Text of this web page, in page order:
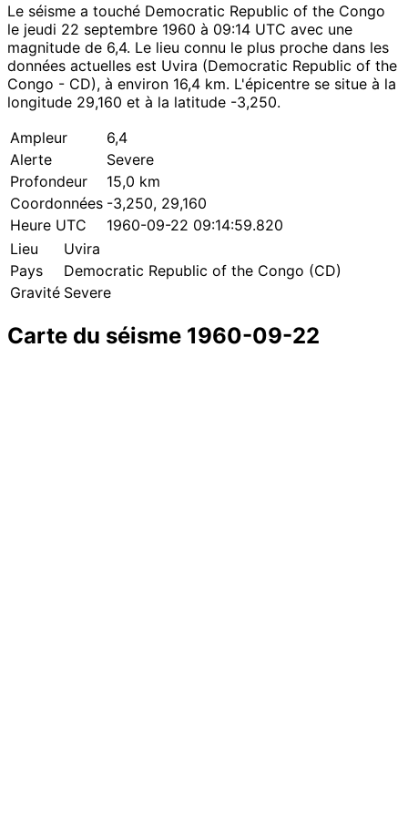
Le séisme a touché Democratic Republic of the Congo
le jeudi 22 septembre 1960 à 09:14 UTC avec une
magnitude de 6,4. Le lieu connu le plus proche dans les
données actuelles est Uvira (Democratic Republic of the
Congo - CD), à environ 16,4 km. L'épicentre se situe à la
longitude 29,160 et à la latitude -3,250.
Ampleur
6,4
Alerte
Severe
Profondeur
15,0 km
Coordonnées -3,250, 29,160
Heure UTC
1960-09-22 09:14:59.820
Lieu
Uvira
Pays
Democratic Republic of the Congo (CD)
Gravité Severe
Carte du séisme 1960-09-22